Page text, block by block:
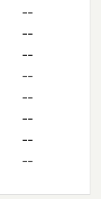
--
--
--
--
--
--
--
--